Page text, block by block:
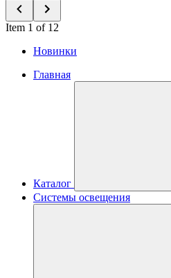
Item 1 of 12
Новинки
Главная
Каталог
Системы освещения